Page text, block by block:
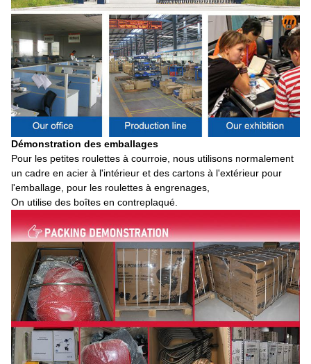
Démonstration des emballages
Pour les petites roulettes à courroie, nous utilisons normalement
un cadre en acier à l'intérieur et des cartons à l'extérieur pour
l'emballage, pour les roulettes à engrenages,
On utilise des boîtes en contreplaqué.